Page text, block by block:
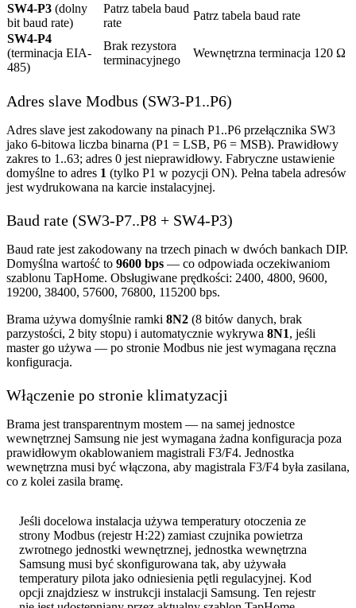
SW4-P3 (dolny
bit baud rate)
Patrz tabela baud
rate
Patrz tabela baud rate
SW4-P4
(terminacja EIA-
485)
Brak rezystora
terminacyjnego
Wewnętrzna terminacja 120 Ω
Adres slave Modbus (SW3-P1..P6)
Adres slave jest zakodowany na pinach P1..P6 przełącznika SW3
jako 6-bitowa liczba binarna (P1 = LSB, P6 = MSB). Prawidłowy
zakres to 1..63; adres 0 jest nieprawidłowy. Fabryczne ustawienie
domyślne to adres 1 (tylko P1 w pozycji ON). Pełna tabela adresów
jest wydrukowana na karcie instalacyjnej.
Baud rate (SW3-P7..P8 + SW4-P3)
Baud rate jest zakodowany na trzech pinach w dwóch bankach DIP.
Domyślna wartość to 9600 bps — co odpowiada oczekiwaniom
szablonu TapHome. Obsługiwane prędkości: 2400, 4800, 9600,
19200, 38400, 57600, 76800, 115200 bps.
Brama używa domyślnie ramki 8N2 (8 bitów danych, brak
parzystości, 2 bity stopu) i automatycznie wykrywa 8N1, jeśli
master go używa — po stronie Modbus nie jest wymagana ręczna
konfiguracja.
Włączenie po stronie klimatyzacji
Brama jest transparentnym mostem — na samej jednostce
wewnętrznej Samsung nie jest wymagana żadna konfiguracja poza
prawidłowym okablowaniem magistrali F3/F4. Jednostka
wewnętrzna musi być włączona, aby magistrala F3/F4 była zasilana,
co z kolei zasila bramę.
Jeśli docelowa instalacja używa temperatury otoczenia ze
strony Modbus (rejestr H:22) zamiast czujnika powietrza
zwrotnego jednostki wewnętrznej, jednostka wewnętrzna
Samsung musi być skonfigurowana tak, aby używała
temperatury pilota jako odniesienia pętli regulacyjnej. Kod
opcji znajdziesz w instrukcji instalacji Samsung. Ten rejestr